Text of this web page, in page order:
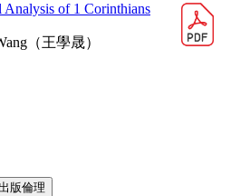
of 1 Corinthians
（王學晟）
版倫理